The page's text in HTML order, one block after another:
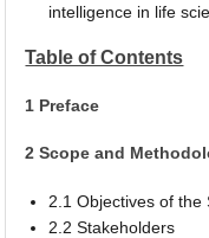
intelligence in life
Table of Contents
1 Preface
2 Scope and
2.1 Objectives of the
2.2 Stakeholders